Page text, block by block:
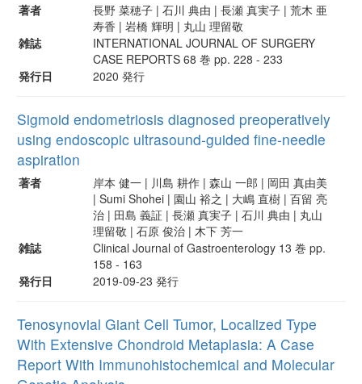
著者
長野 菜穂子 | 石川 典由 | 長瀬 真実子 | 荒木 亜
寿香 | 岩橋 輝明 | 丸山 理留敬
雑誌
INTERNATIONAL JOURNAL OF SURGERY
CASE REPORTS 68 巻 pp. 228 - 233
発行日
2020 発行
Sigmoid endometriosis diagnosed preoperatively
using endoscopic ultrasound-guided fine-needle
aspiration
著者
岸本 健一 | 川島 耕作 | 森山 一郎 | 岡田 真由美
| Sumi Shohei | 園山 裕之 | 大嶋 直樹 | 百留 亮
治 | 田島 義証 | 長瀬 真実子 | 石川 典由 | 丸山
理留敬 | 石原 俊治 | 木下 芳一
雑誌
Clinical Journal of Gastroenterology 13 巻 pp.
158 - 163
発行日
2019-09-23 発行
Tenosynovial Giant Cell Tumor, Localized Type
With Extensive Chondroid Metaplasia: A Case
Report With Immunohistochemical and Molecular